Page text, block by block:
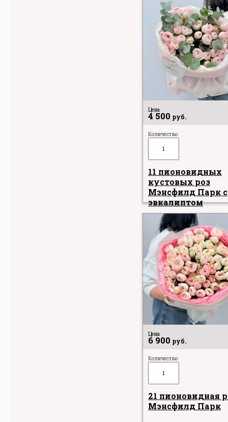
Цена
4 500 руб.
Количество
11 пионовидных
кустовых роз
Мэнсфилд Парк с
эвкалиптом
Цена
6 900 руб.
Количество
21 пионовидная
Мэнсфилд Парк